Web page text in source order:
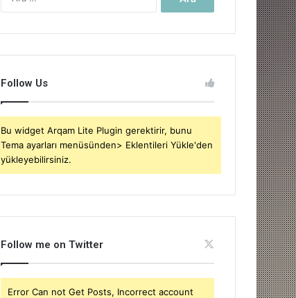
Follow Us
Bu widget Arqam Lite Plugin gerektirir, bunu
Tema ayarları menüsünden> Eklentileri Yükle'den
yükleyebilirsiniz.
Follow me on Twitter
Error Can not Get Posts, Incorrect account